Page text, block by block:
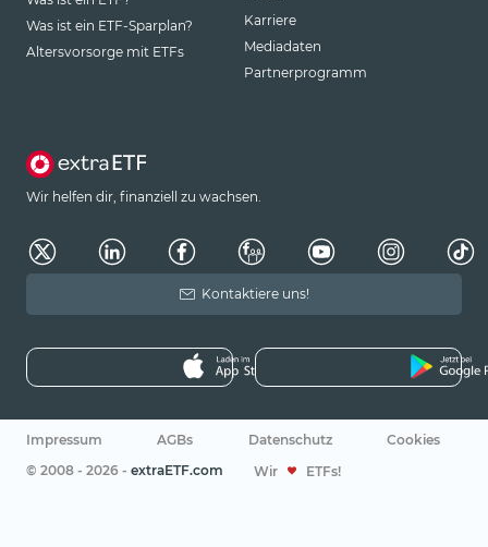
Was ist ein ETF-Sparplan?
Altersvorsorge mit ETFs
Karriere
Mediadaten
Partnerprogramm
Wir helfen dir, finanziell zu wachsen.
Kontaktiere uns!
Impressum AGBs Datenschutz
Cookies
© 2008 - 2026 - extraETF.com Wir ETFs!